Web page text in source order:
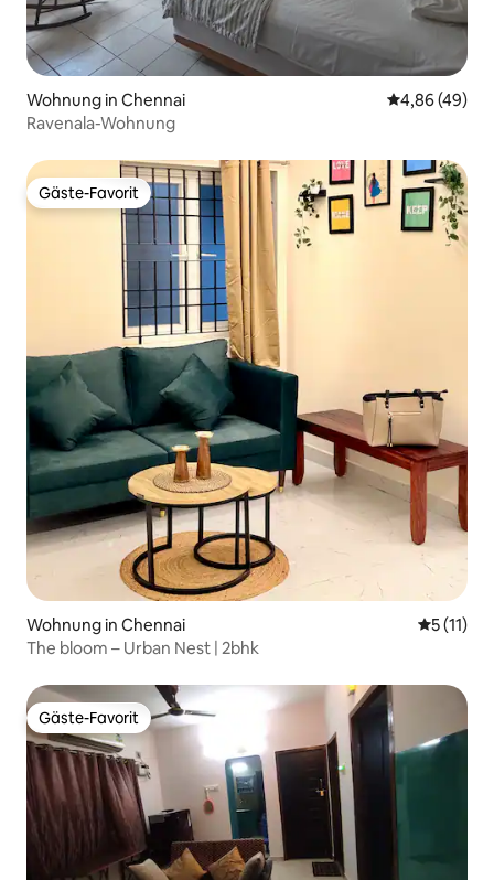
Wohnung in Chennai
4,86 (49)
Ravenala-Wohnung
Gäste-Favorit
Gäste-Favorit
Wohnung in Chennai
5 (11)
The bloom – Urban Nest | 2bhk
Gäste-Favorit
Gäste-Favorit